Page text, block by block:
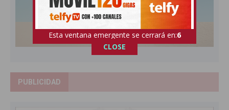
PUBLICIDAD
Esta ventana emergente se cerrará en:5
CLOSE